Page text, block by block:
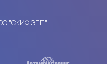
"СКИФ ЭПП"